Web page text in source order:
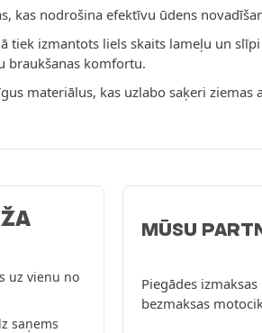
kas nodrošina efektīvu ūdens
tiek izmantots liels skaits lameļu un
braukšanas komfortu.
materiālus, kas uzlabo saķeri
uz vienu no
saņems
MŪSU
Piegādes
bezmaksas